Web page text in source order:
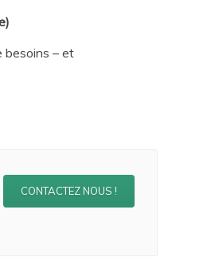
besoins – et
CONTACTEZ NOUS !